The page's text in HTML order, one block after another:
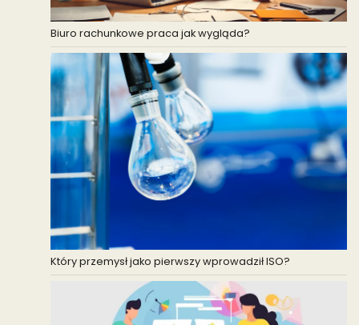
Biuro rachunkowe praca jak wygląda?
Który przemysł jako pierwszy wprowadził ISO?